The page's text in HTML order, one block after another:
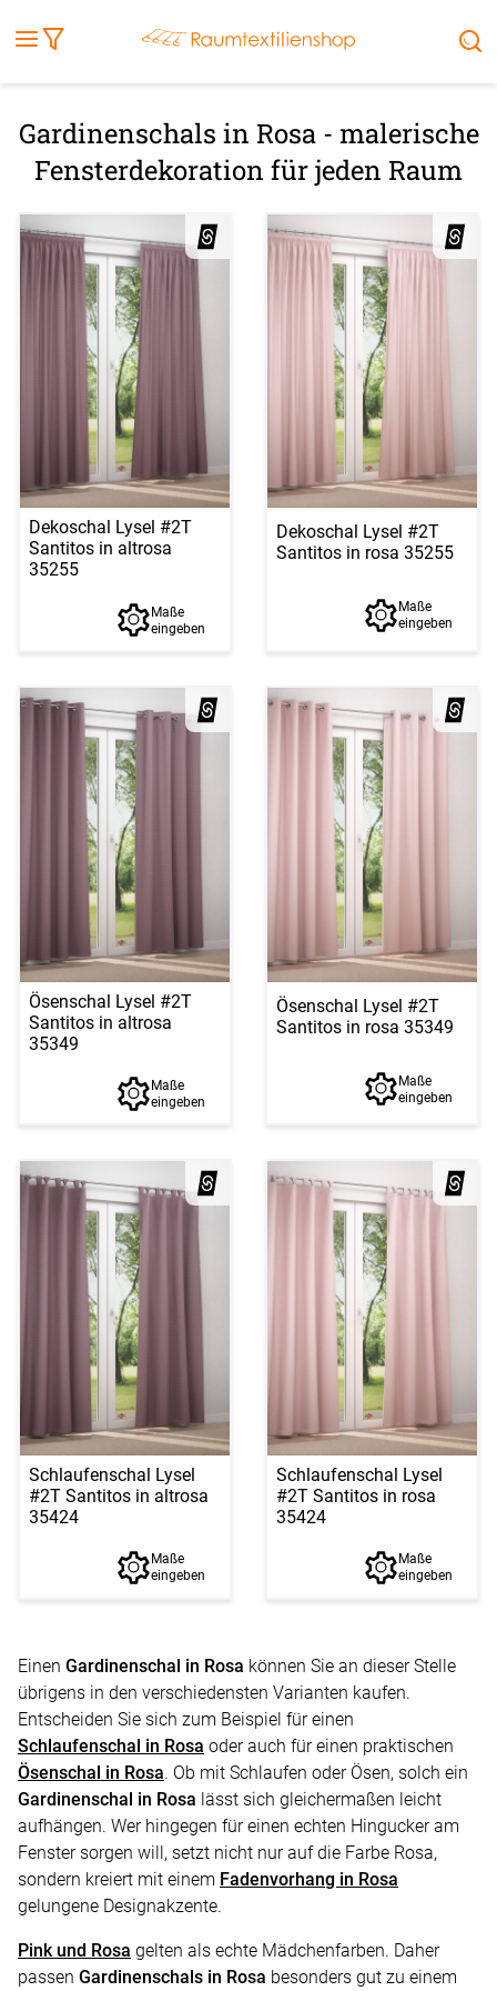
Außenrollo
Stoffe
Markise Sonnensegel
Gardinenschals in Rosa - malerische
Fensterdekoration für jeden Raum
Dekoschal Lysel #2T
Santitos in altrosa
35255
Maße
eingeben
Dekoschal Lysel #2T
Santitos in rosa 35255
Maße
eingeben
Ösenschal Lysel #2T
Santitos in altrosa
35349
Maße
eingeben
Ösenschal Lysel #2T
Santitos in rosa 35349
Maße
eingeben
Schlaufenschal Lysel
#2T Santitos in altrosa
35424
Maße
eingeben
Schlaufenschal Lysel
#2T Santitos in rosa
35424
Maße
eingeben
Einen Gardinenschal in Rosa können Sie an dieser Stelle
übrigens in den verschiedensten Varianten kaufen.
Entscheiden Sie sich zum Beispiel für einen
Schlaufenschal in Rosa oder auch für einen praktischen
Ösenschal in Rosa. Ob mit Schlaufen oder Ösen, solch ein
Gardinenschal in Rosa lässt sich gleichermaßen leicht
aufhängen. Wer hingegen für einen echten Hingucker am
Fenster sorgen will, setzt nicht nur auf die Farbe Rosa,
sondern kreiert mit einem Fadenvorhang in Rosa
gelungene Designakzente.
Pink und Rosa gelten als echte Mädchenfarben. Daher
passen Gardinenschals in Rosa besonders gut zu einem